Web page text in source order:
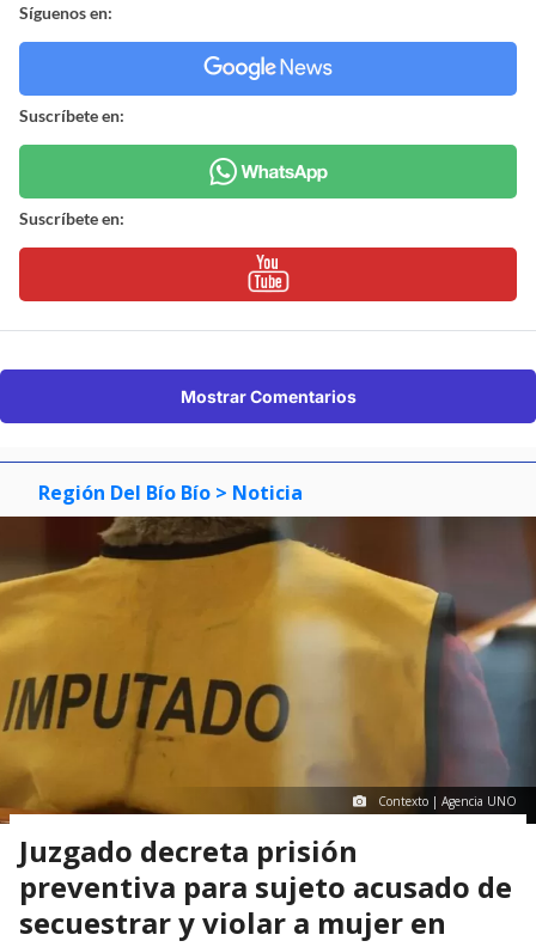
Síguenos en:
Suscríbete en:
Suscríbete en:
Mostrar Comentarios
Región Del Bío Bío > Noticia
Contexto | Agencia UNO
Juzgado decreta prisión
preventiva para sujeto acusado de
secuestrar y violar a mujer en